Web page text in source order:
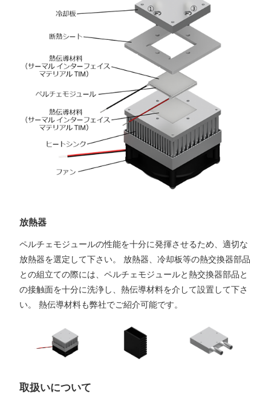
放熱器
ペルチェモジュールの性能を十分に発揮させるため、適切な
放熱器を選定して下さい。 放熱器、冷却板等の熱交換器部品
との組立ての際には、ペルチェモジュールと熱交換器部品と
の接触面を十分に洗浄し、熱伝導材料を介して設置して下さ
い。 熱伝導材料も弊社でご紹介可能です。
取扱いについて